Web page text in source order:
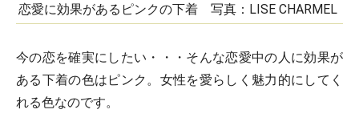
恋愛に効果があるピンクの下着 写真：LISE CHARMEL
今の恋を確実にしたい・・・そんな恋愛中の人に効果が
ある下着の色はピンク。女性を愛らしく魅力的にしてく
れる色なのです。